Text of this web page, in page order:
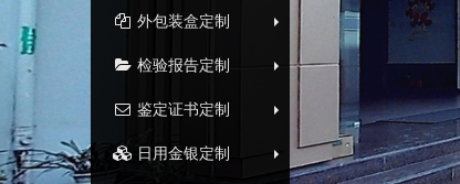
外包装盒定制
检验报告定制
鉴定证书定制
日用金银定制